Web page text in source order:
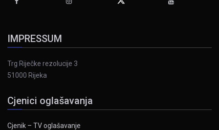
IMPRESSUM
Trg Riječke rezolucije 3
51000 Rijeka
Cjenici oglašavanja
Cjenik – TV oglašavanje